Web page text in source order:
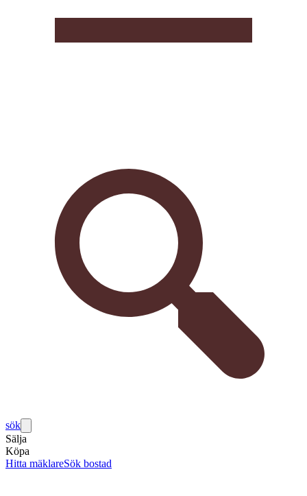
sök
Sälja
Köpa
Hitta mäklareSök bostad